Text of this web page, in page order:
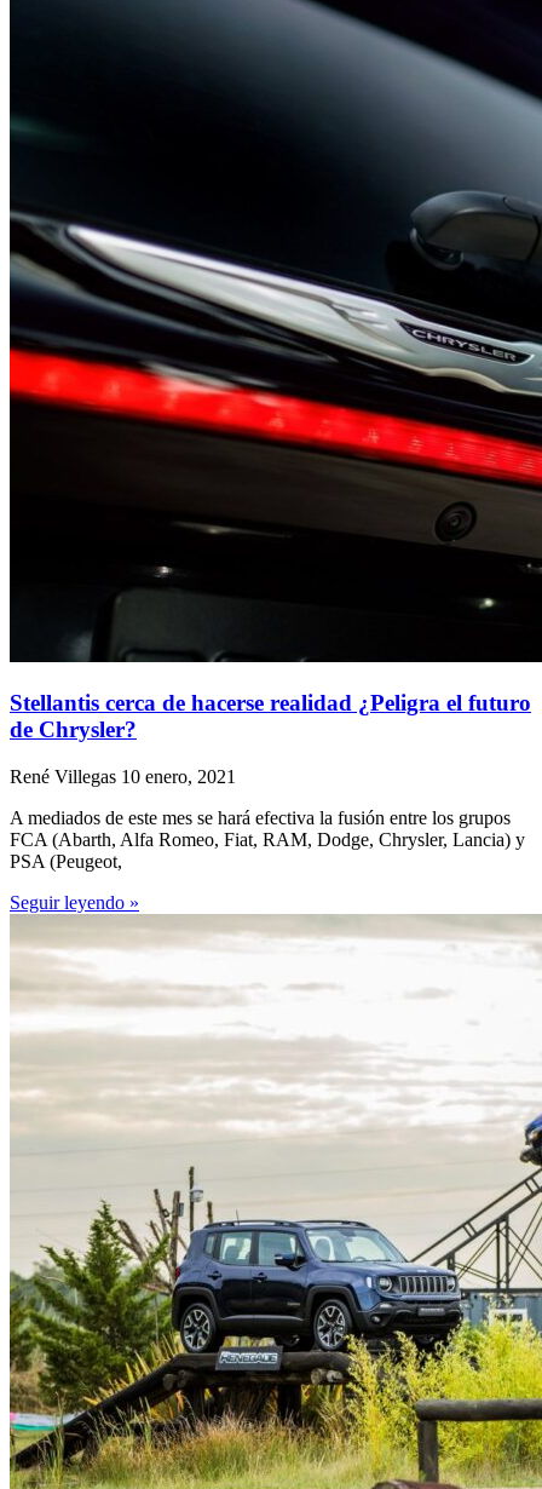
Stellantis cerca de hacerse realidad ¿Peligra el futuro
de Chrysler?
René Villegas 10 enero, 2021
A mediados de este mes se hará efectiva la fusión entre los grupos
FCA (Abarth, Alfa Romeo, Fiat, RAM, Dodge, Chrysler, Lancia) y
PSA (Peugeot,
Seguir leyendo »